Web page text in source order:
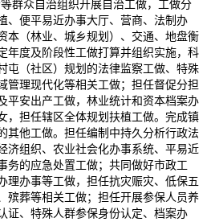
群众自治组织开展自治工做，工做分
、便平易近办事大厅、营商、法制办
本（林业、城乡规划）、交通、地盘衡
年度及阶段性工做打算并组织实施，科
屯（社区）规划的法律监察工做、特殊
管理现代化等相关工做；担任督促分担
平安出产工做，林业统计和资本档案办
，担任辖区全体规划扶植工做。完成镇
其他工做。担任编制中持久分析行政法
济组织、农业社会化办事系统、平易近
务的应急处置工做；共同做好市政工
理办事等工做，担任抗灾赈灾、低保五
殡葬等相关工做；担任开展参保人员养
证、特殊人群参保身份认定、档案办